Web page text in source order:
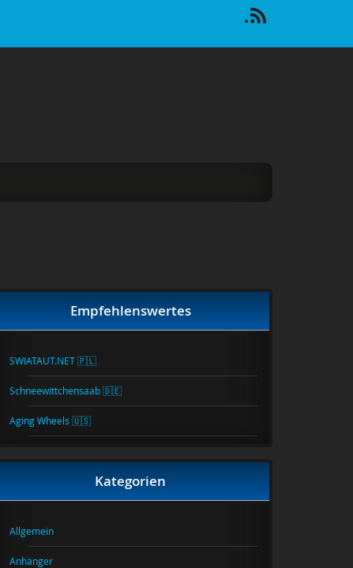
Empfehlenswertes
SWIATAUT.NET 🇵🇱
Schneewittchensaab 🇩🇪
Aging Wheels 🇺🇸
Kategorien
Allgemein
Anhänger